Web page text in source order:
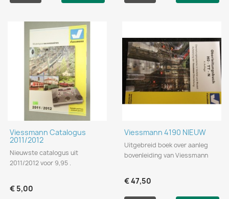
Viessmann Catalogus
2011/2012
Nieuwste catalogus uit
2011/2012 voor 9,95 .
€ 5,00
Viessmann 4190 NIEUW
Uitgebreid boek over aanleg
bovenleiding van Viessmann
€ 47,50